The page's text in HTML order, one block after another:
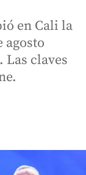
en Cali la
agosto
claves